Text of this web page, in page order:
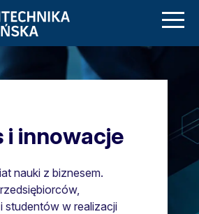
i innowacje
nauki z biznesem.
studentów w realizacji